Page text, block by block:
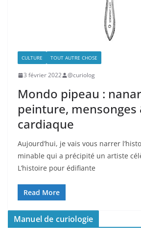
CULTURE TOUT AUTRE CHOSE
3 février 2022 @curiolog
Mondo pipeau :
peinture, mensonges
cardiaque
Aujourd’hui, je vais vous narrer
minable qui a précipité un artiste
L’histoire pour édifiante
Read More
Manuel de curiologie